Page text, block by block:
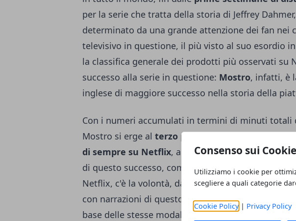
Consenso sui Cookie
Utilizziamo i cookie per
scegliere a quali categorie
Cookie Policy| Privacy Policy
per la serie che tratta della storia di Jeffrey
determinato da una grande attenzione dei fan
televisivo in questione, il più visto al suo esordio
la classifica generale dei prodotti più osservati su
successo alla serie in questione: Mostro, infatti, è
inglese di maggiore successo nella storia della
Con i numeri accumulati in termini di minuti totali
Mostro si erge al terzo posto della classifica
di sempre su Netflix, a seguito di Squid Game e
di questo successo, come spiegato anche dal capo
Netflix, c'è la volontà, da parte della piattaforma di
con narrazioni di questo genere, riscoprendo
base delle stesse modalità rappresentative,